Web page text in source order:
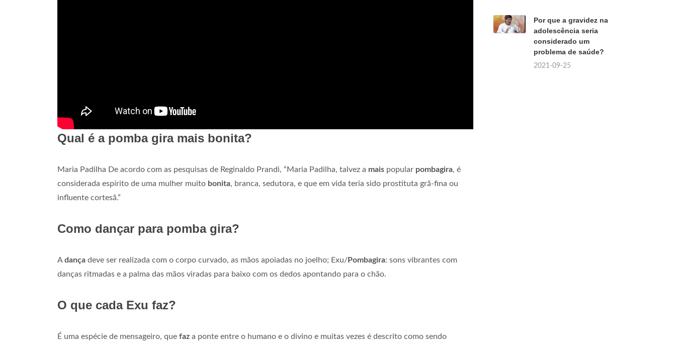
Qual é a pomba gira mais bonita?
Maria Padilha De acordo com as pesquisas de Reginaldo Prandi, “Maria Padilha, talvez a mais popular pombagira, é
considerada espírito de uma mulher muito bonita, branca, sedutora, e que em vida teria sido prostituta grã-fina ou
influente cortesã.”
Como dançar para pomba gira?
Adança deve ser realizada com o corpo curvado, as mãos apoiadas no joelho; Exu/Pombagira: sons vibrantes com
danças ritmadas e a palma das mãos viradas para baixo com os dedos apontando para o chão.
O que cada Exu faz?
É uma espécie de mensageiro, que faz a ponte entre o humano e o divino e muitas vezes é descrito como sendo
Por que a gravidez na
adolescência seria
considerado um
problema de saúde?
2021-09-25